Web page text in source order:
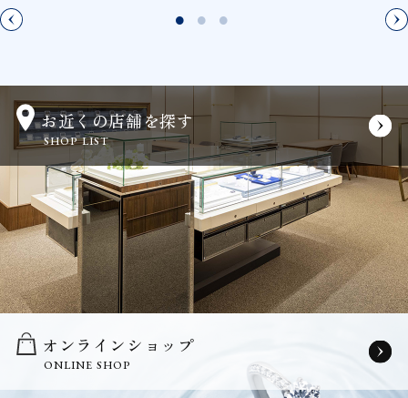
お近くの店舗を探す
SHOP LIST
オンラインショップ
ONLINE SHOP